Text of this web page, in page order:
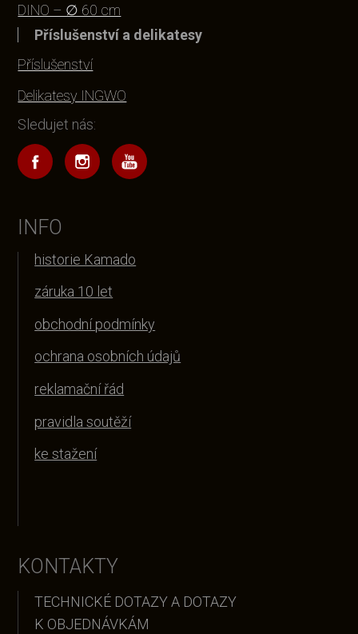
DINO – ∅ 60 cm
Příslušenství a delikatesy
Příslušenství
Delikatesy INGWO
Sledujet nás:
INFO
historie Kamado
záruka 10 let
obchodní podmínky
ochrana osobních údajů
reklamační řád
pravidla soutěží
ke stažení
KONTAKTY
TECHNICKÉ DOTAZY A DOTAZY
K OBJEDNÁVKÁM